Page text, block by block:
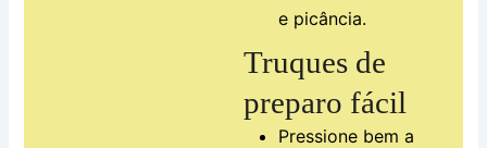
e picância.
Truques de
preparo fácil
Pressione bem a